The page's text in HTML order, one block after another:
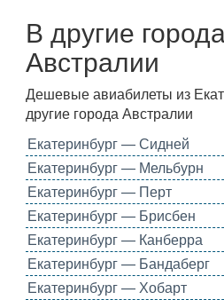
В другие
Австралии
Дешевые авиабилеты из
другие города Австралии
Екатеринбург — Сидней
Екатеринбург — Мельбурн
Екатеринбург — Перт
Екатеринбург — Брисбен
Екатеринбург — Канберра
Екатеринбург — Бандаберг
Екатеринбург — Хобарт